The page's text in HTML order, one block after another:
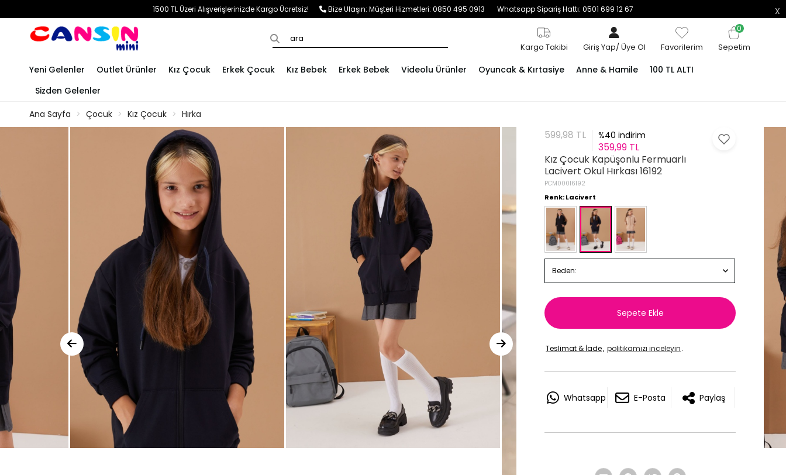
1500 TL Üzeri Alışverişlerinizde Kargo Ücretsiz! Bize Ulaşın: Müşteri Hizmetleri: 0850 495 0913 Whatsapp Sipariş Hattı: 0501 699 12 67
Kargo Takibi Giriş Yap/Üye Ol Favorilerim
0
Sepetim
Yeni Gelenler Outlet Ürünler Kız Çocuk Erkek Çocuk Kız Bebek Erkek Bebek Videolu Ürünler Oyuncak & Kırtasiye Anne & Hamile
100 TL ALTI
Sizden Gelenler
Ana Sayfa
Çocuk Kız Çocuk Hırka
599,98 TL %40 indirim
359,99 TL
Kız Çocuk Kapüşonlu Fermuarlı
Lacivert Okul Hırkası 16192
PCM00016192
Renk: Lacivert
Beden:
Sepete Ekle
Teslimat & İade, politikamızı inceleyin .
Whatsapp E-Posta Paylaş